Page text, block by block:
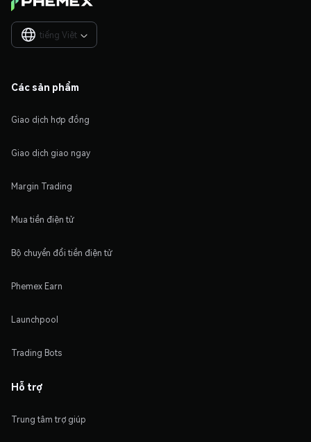
tiếng Việt 
Các sản phẩm
Giao dịch hợp đồng
Giao dịch giao ngay
Margin Trading
Mua tiền điện tử
Bộ chuyển đổi tiền điện tử
Phemex Earn
Launchpool
Trading Bots
Hỗ trợ
Trung tâm trợ giúp